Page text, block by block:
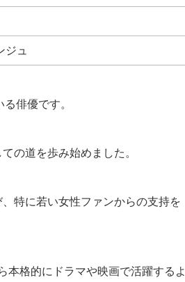
ジュ
俳優です。
の道を歩み始めました。
特に若い女性ファンからの支持を
格的にドラマや映画で活躍するよ